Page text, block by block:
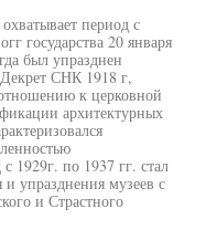
период с
государства 20 января
был упразднен
СНК 1918 г,
к церковной
архитектурных
1929г. по 1937 гг. стал
упразднения музеев с
и Страстного